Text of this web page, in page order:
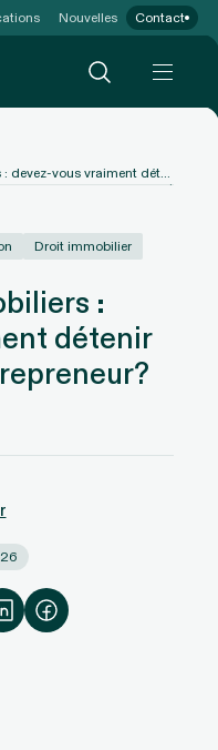
Nouvelles Contact
Promoteurs immobiliers : devez-vous vraiment détenir une licence d’entrepreneur?
Droit immobilier
:
détenir